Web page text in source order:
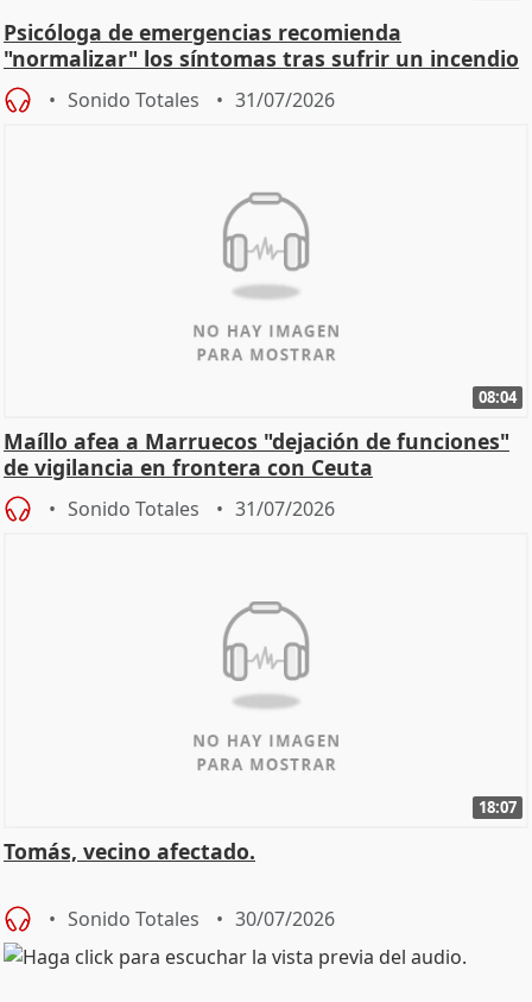
Psicóloga de emergencias recomienda
"normalizar" los síntomas tras sufrir un incendio
Sonido Totales 31/07/2026
08:04
Maíllo afea a Marruecos "dejación de funciones"
de vigilancia en frontera con Ceuta
Sonido Totales 31/07/2026
18:07
Tomás, vecino afectado.
Sonido Totales 30/07/2026